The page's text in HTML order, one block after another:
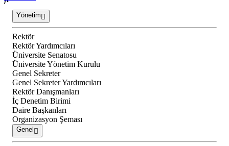
Yönetim
Rektör
Rektör Yardımcıları
Üniversite Senatosu
Üniversite Yönetim Kurulu
Genel Sekreter
Genel Sekreter Yardımcıları
Rektör Danışmanları
İç Denetim Birimi
Daire Başkanları
Organizasyon Şeması
Genel